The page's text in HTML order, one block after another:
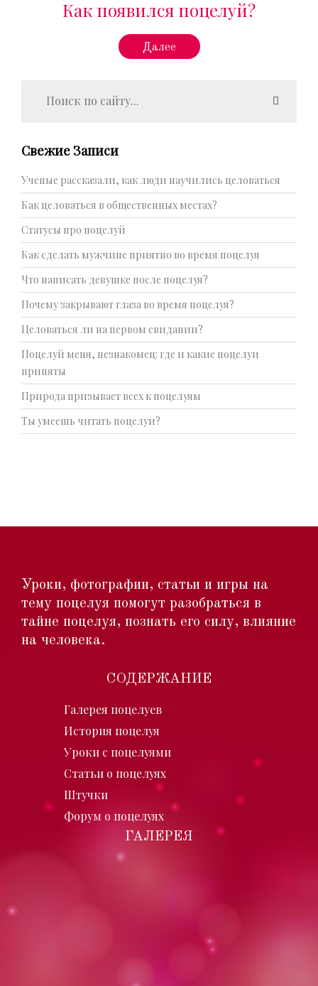
Как появился поцелуй?
Далее
Свежие Записи
Ученые рассказали, как люди научились целоваться
Как целоваться в общественных местах?
Статусы про поцелуй
Как сделать мужчине приятно во время поцелуя
Что написать девушке после поцелуя?
Почему закрывают глаза во время поцелуя?
Целоваться ли на первом свидании?
Поцелуй меня, незнакомец: где и какие поцелуи
приняты
Природа призывает всех к поцелуям
Ты умеешь читать поцелуи?
Уроки, фотографии, статьи и игры на
тему поцелуя помогут разобраться в
тайне поцелуя, познать его силу, влияние
на человека.
СОДЕРЖАНИЕ
Галерея поцелуев
История поцелуя
Уроки с поцелуями
Статьи о поцелуях
Штучки
Форум о поцелуях
ГАЛЕРЕЯ